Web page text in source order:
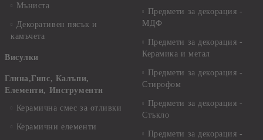
Мъниста
Декоративен пясък и
камъчета
Висулки
Глина,Гипс, Калъпи,
Елементи, Инструменти
Керамична смес за отливки
Керамични елементи
Предмети за декорация -
МДФ
Предмети за декорация -
Керамика и метал
Предмети за декорация -
Стирофом
Предмети за декорация -
Стъкло
Предмети за декорация -